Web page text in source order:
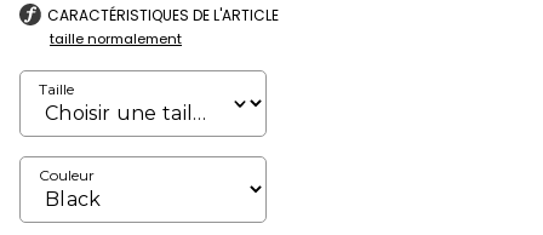
CARACTÉRISTIQUES DE L'ARTICLE
taille normalement
Taille
Couleur